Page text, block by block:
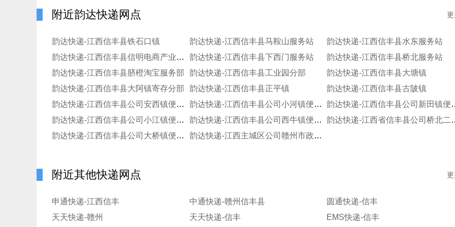
附近韵达快递网点
韵达快递-江西信丰县铁石口镇 韵达快递-江西信丰县马鞍山服务站
韵达快递-江西信丰县水东服务站
韵达快递-江西信丰县信明电商产业园仓储分部
韵达快递-江西信丰县下西门服务站
韵达快递-江西信丰县桥北服务站
韵达快递-江西信丰县脐橙淘宝服务部
韵达快递-江西信丰县工业园分部
韵达快递-江西信丰县大塘镇
韵达快递-江西信丰县大阿镇寄存分部
韵达快递-江西信丰县正平镇
韵达快递-江西信丰县古陂镇
韵达快递-江西信丰县公司安西镇便民寄存分部
韵达快递-江西信丰县公司小河镇便民寄存分部
韵达快递-江
韵达快递-江西信丰县公司小江镇便民寄存分部
韵达快递-江西信丰县公司西牛镇便民寄存分部
韵达快递-江西
韵达快递-江西信丰县公司大桥镇便民寄存分部
韵达快递-江西主城区公司赣州市政府服务部中海分部
附近其他快递网点
申通快递-江西信丰 中通快递-赣州信丰县
圆通快递-信丰
天天快递-赣州
天天快递-信丰 EMS快递-信丰